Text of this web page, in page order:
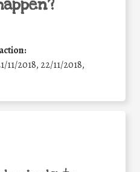
11/2018, 22/11/2018,